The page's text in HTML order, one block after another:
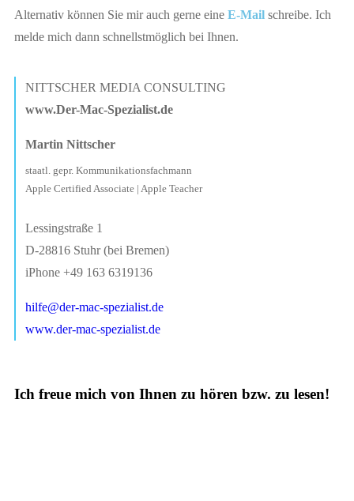
Alternativ können Sie mir auch gerne eine E-Mail schreibe. Ich
melde mich dann schnellstmöglich bei Ihnen.
NITTSCHER MEDIA CONSULTING
www.Der-Mac-Spezialist.de
Martin Nittscher
staatl. gepr. Kommunikationsfachmann
Apple Certified Associate | Apple Teacher
Lessingstraße 1
D-28816 Stuhr (bei Bremen)
iPhone +49 163 6319136
hilfe@der-mac-spezialist.de
www.der-mac-spezialist.de
Ich freue mich von Ihnen zu hören bzw. zu lesen!